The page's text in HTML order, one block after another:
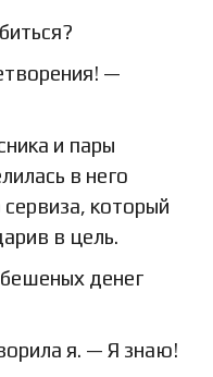
—
и пары
в него
который
в цель.
денег
я. — Я знаю!